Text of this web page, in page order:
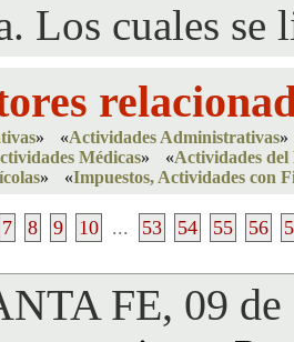
Los cuales se
» «Actividades Administrativas»
Médicas» «Actividades
» «Impuestos, Actividades con
7 8 9 10 ... 53 54 55 56
FE, 09